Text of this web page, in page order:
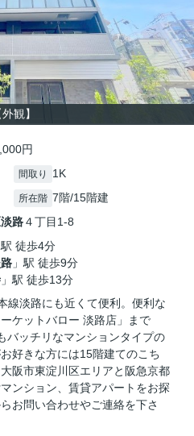
外観】
円
間取り 1K
所在階 7階/15階建
淡路４丁目1-8
駅 徒歩4分
」駅 徒歩9分
」駅 徒歩13分
線淡路にも近くて便利。便利な
ケットバロー 淡路店」まで
バッチリなマンションタイプの
好きな方には15階建てのこち
阪市東淀川区エリアと阪急京都
ンション、賃貸アパートをお探
お問い合わせやご連絡を下さ